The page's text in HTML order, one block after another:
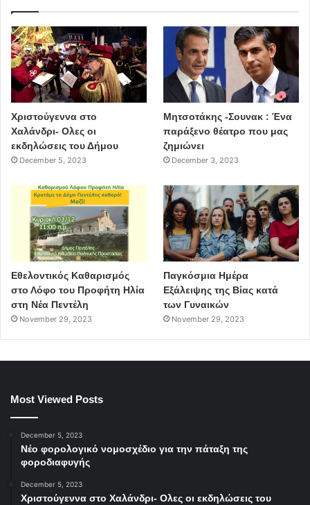
Χριστούγεννα στο
Χαλάνδρι- Ολες οι
εκδηλώσεις του Δήμου
December 5, 2023
Μητσοτάκης -Σουνακ : Ένα
παράξενο θέατρο που μας
ζημιώνει
December 3, 2023
Εθελοντικός Καθαρισμός
στο Λόφο του Προφήτη Ηλία
στη Νέα Πεντέλη
November 29, 2023
Παγκόσμια Ημέρα
Εξάλειψης της Βίας κατά
των Γυναικών
November 29, 2023
Most Viewed Posts
December 5, 2023
Νέο φορολογικό νομοσχέδιο για την πάταξη της
φοροδιαφυγής
December 5, 2023
Χριστούγεννα στο Χαλάνδρι- Ολες οι εκδηλώσεις του